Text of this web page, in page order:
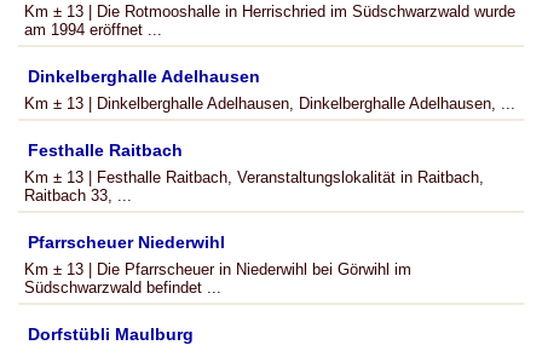
Km ± 13 | Die Rotmooshalle in Herrischried im Südschwarzwald wurde
am 1994 eröffnet ...
Dinkelberghalle Adelhausen
Km ± 13 | Dinkelberghalle Adelhausen, Dinkelberghalle Adelhausen, ...
Festhalle Raitbach
Km ± 13 | Festhalle Raitbach, Veranstaltungslokalität in Raitbach,
Raitbach 33, ...
Pfarrscheuer Niederwihl
Km ± 13 | Die Pfarrscheuer in Niederwihl bei Görwihl im
Südschwarzwald befindet ...
Dorfstübli Maulburg